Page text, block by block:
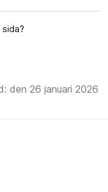
den 26 januari 2026